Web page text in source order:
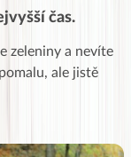
čas.
zeleniny a nevíte
ale jistě